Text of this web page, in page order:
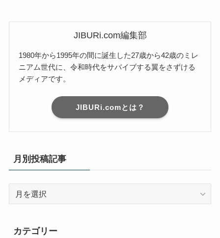
JIBURi.com編集部
1980年から1995年の間に誕生した27歳から42歳のミレ
ニアム世代に、令和時代をサバイブする翼をさずける
メディアです。
JIBURi.comとは？
月別投稿記事
カテゴリー